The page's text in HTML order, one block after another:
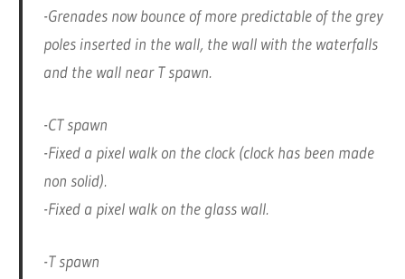
-Grenades now bounce of more predictable of the grey
poles inserted in the wall, the wall with the waterfalls
and the wall near T spawn.
-CT spawn
-Fixed a pixel walk on the clock (clock has been made
non solid).
-Fixed a pixel walk on the glass wall.
-T spawn